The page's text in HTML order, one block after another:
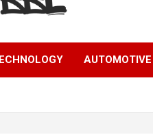
AUTOMOTIVE